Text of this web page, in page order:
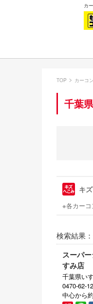
カ
TOP カーコ
千葉
キ
※各カー
検索結果：
スーパ
すみ店
千葉県い
0470-62-
中心から